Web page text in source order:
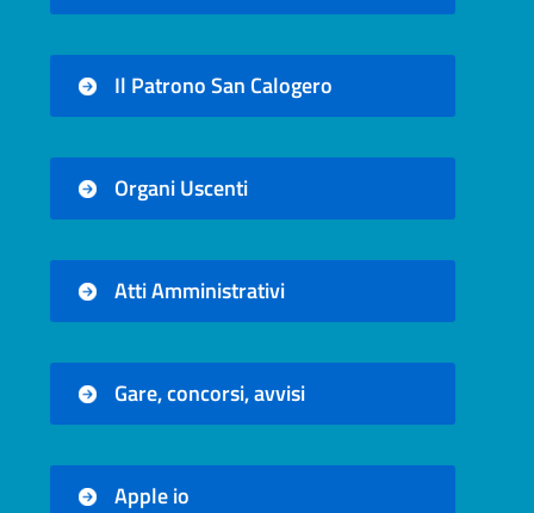
Il Patrono San Calogero
Organi Uscenti
Atti Amministrativi
Gare, concorsi, avvisi
Apple io